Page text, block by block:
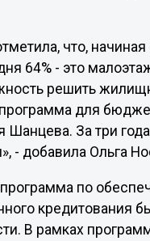
что,
64% - это
решить
для
Шанцева. За три
- добавила Ольга
по
кредитования
В рамках